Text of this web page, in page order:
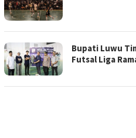
Bupati Luwu
Futsal Liga